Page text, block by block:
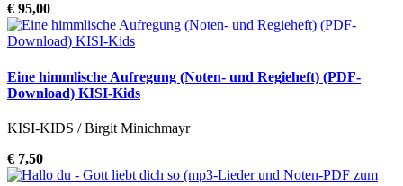
€ 95,00
Eine himmlische Aufregung (Noten- und Regieheft) (PDF-
Download) KISI-Kids
KISI-KIDS / Birgit Minichmayr
€ 7,50